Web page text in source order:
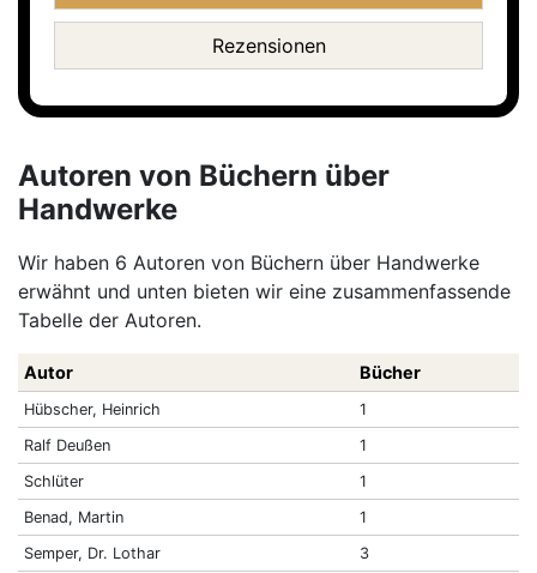
Rezensionen
Autoren von Büchern über
Handwerke
Wir haben 6 Autoren von Büchern über Handwerke
erwähnt und unten bieten wir eine zusammenfassende
Tabelle der Autoren.
Autor Bücher
Hübscher, Heinrich
1
Ralf Deußen
1
Schlüter
1
Benad, Martin
1
Semper, Dr. Lothar
3